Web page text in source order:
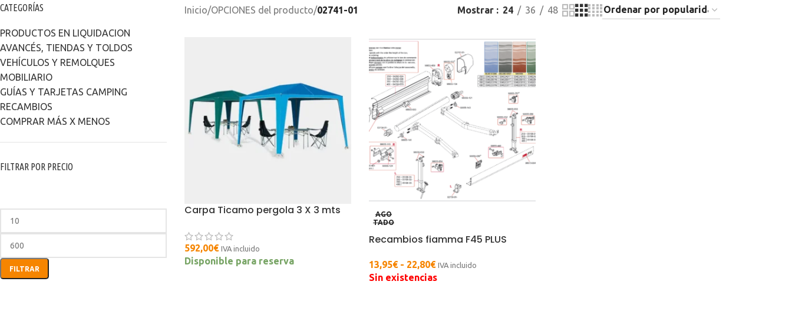
CATEGORÍAS
PRODUCTOS EN LIQUIDACION
AVANCÉS, TIENDAS Y TOLDOS
VEHÍCULOS Y REMOLQUES
MOBILIARIO
GUÍAS Y TARJETAS CAMPING
RECAMBIOS
COMPRAR MÁS X MENOS
FILTRAR POR PRECIO
FILTRAR
Inicio/OPCIONES del producto/02741-01 Mostrar 24 36 48
Carpa Ticamo pergola 3 X 3 mts
592,00€ IVA incluido
Disponible para reserva
AGO
TADO
Recambios fiamma F45 PLUS
13,95€ - 22,80€ IVA incluido
Sin existencias